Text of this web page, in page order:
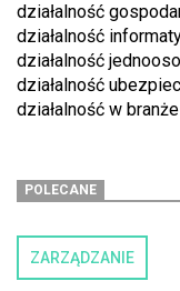
działalność
działalność
działalność
działalność
działalność w
POLECANE
ZARZĄDZANIE